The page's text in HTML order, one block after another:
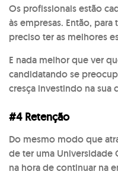
Os profissionais estão
às empresas. Então,
preciso ter as melhores
E nada melhor que ver
candidatando se
cresça investindo na sua
#4 Retenção
Do mesmo modo que
de ter uma Universidade
na hora de continuar na